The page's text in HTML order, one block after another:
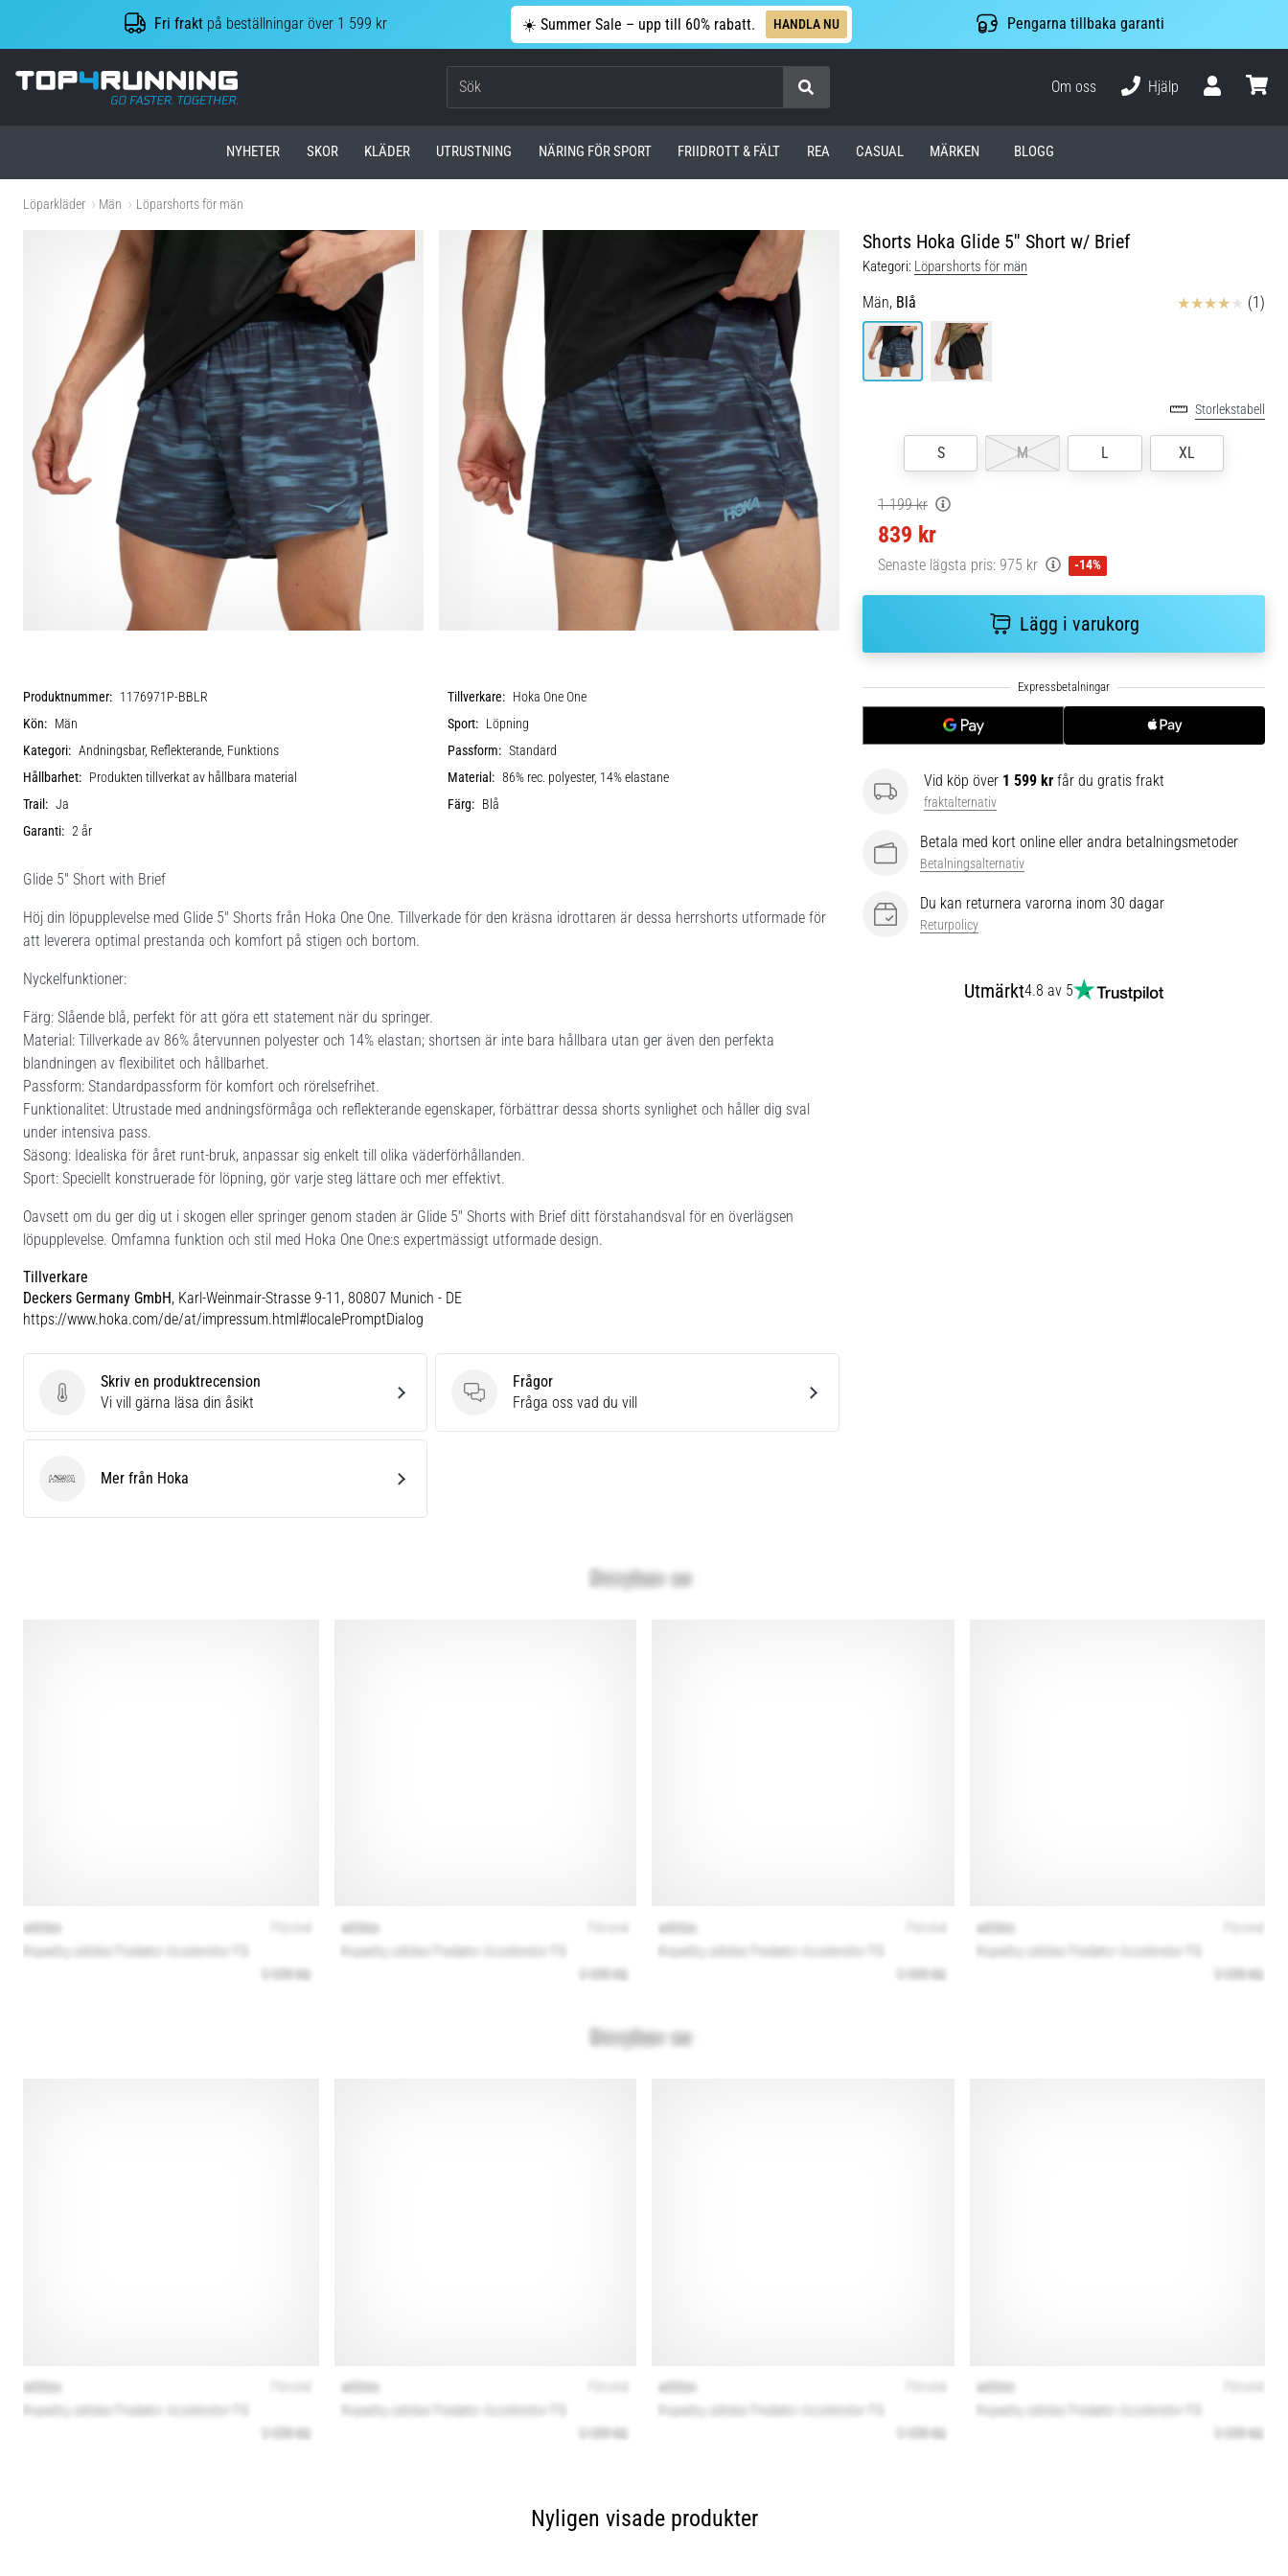
Fri frakt på beställningar över 1 599 kr ☀️ Summer Sale – upp till 60% rabatt. HANDLA NU Pengarna tillbaka garanti
Top4Running.se
Om oss
Hjälp
NYHETER SKOR KLÄDER UTRUSTNING NÄRING FÖR SPORT FRIIDROTT & FÄLT REA CASUAL MÄRKEN BLOGG
Löparkläder Män Löparshorts för män
Shorts Hoka Glide 5'' Short w/ Brief
Kategori: Löparshorts för män
Män, Blå Recensioner (1)
Storlekstabell
S M L XL
1 199 kr
839 kr
Senaste lägsta pris: 975 kr -14%
Lägg i varukorg
Vid köp över 1 599 kr får du gratis frakt
fraktalternativ
Betala med kort online eller andra betalningsmetoder
Betalningsalternativ
Du kan returnera varorna inom 30 dagar
Returpolicy
Utmärkt4.8 av 5
Produktnummer: 1176971P-BBLR Tillverkare: Hoka One One
Kön: Män Sport: Löpning
Kategori: Andningsbar, Reflekterande, Funktions Passform: Standard
Hållbarhet: Produkten tillverkat av hållbara material Material: 86% rec. polyester, 14% elastane
Trail: Ja Färg: Blå
Garanti: 2 år
Glide 5'' Short with Brief
Höj din löpupplevelse med Glide 5'' Shorts från Hoka One One. Tillverkade för den kräsna idrottaren är dessa herrshorts utformade för
att leverera optimal prestanda och komfort på stigen och bortom.
Nyckelfunktioner:
Färg: Slående blå, perfekt för att göra ett statement när du springer.
Material: Tillverkade av 86% återvunnen polyester och 14% elastan; shortsen är inte bara hållbara utan ger även den perfekta
blandningen av flexibilitet och hållbarhet.
Passform: Standardpassform för komfort och rörelsefrihet.
Funktionalitet: Utrustade med andningsförmåga och reflekterande egenskaper, förbättrar dessa shorts synlighet och håller dig sval
under intensiva pass.
Säsong: Idealiska för året runt-bruk, anpassar sig enkelt till olika väderförhållanden.
Sport: Speciellt konstruerade för löpning, gör varje steg lättare och mer effektivt.
Oavsett om du ger dig ut i skogen eller springer genom staden är Glide 5'' Shorts with Brief ditt förstahandsval för en överlägsen
löpupplevelse. Omfamna funktion och stil med Hoka One One:s expertmässigt utformade design.
Tillverkare
Deckers Germany GmbH, Karl-Weinmair-Strasse 9-11, 80807 Munich - DE
https://www.hoka.com/de/at/impressum.html#localePromptDialog
Skriv en produktrecension
Skriv en produktrecension
Vi vill gärna läsa din åsikt
Frågor
Frågor
Fråga oss vad du vill
Hoka Mer från Hoka
Nyligen visade produkter